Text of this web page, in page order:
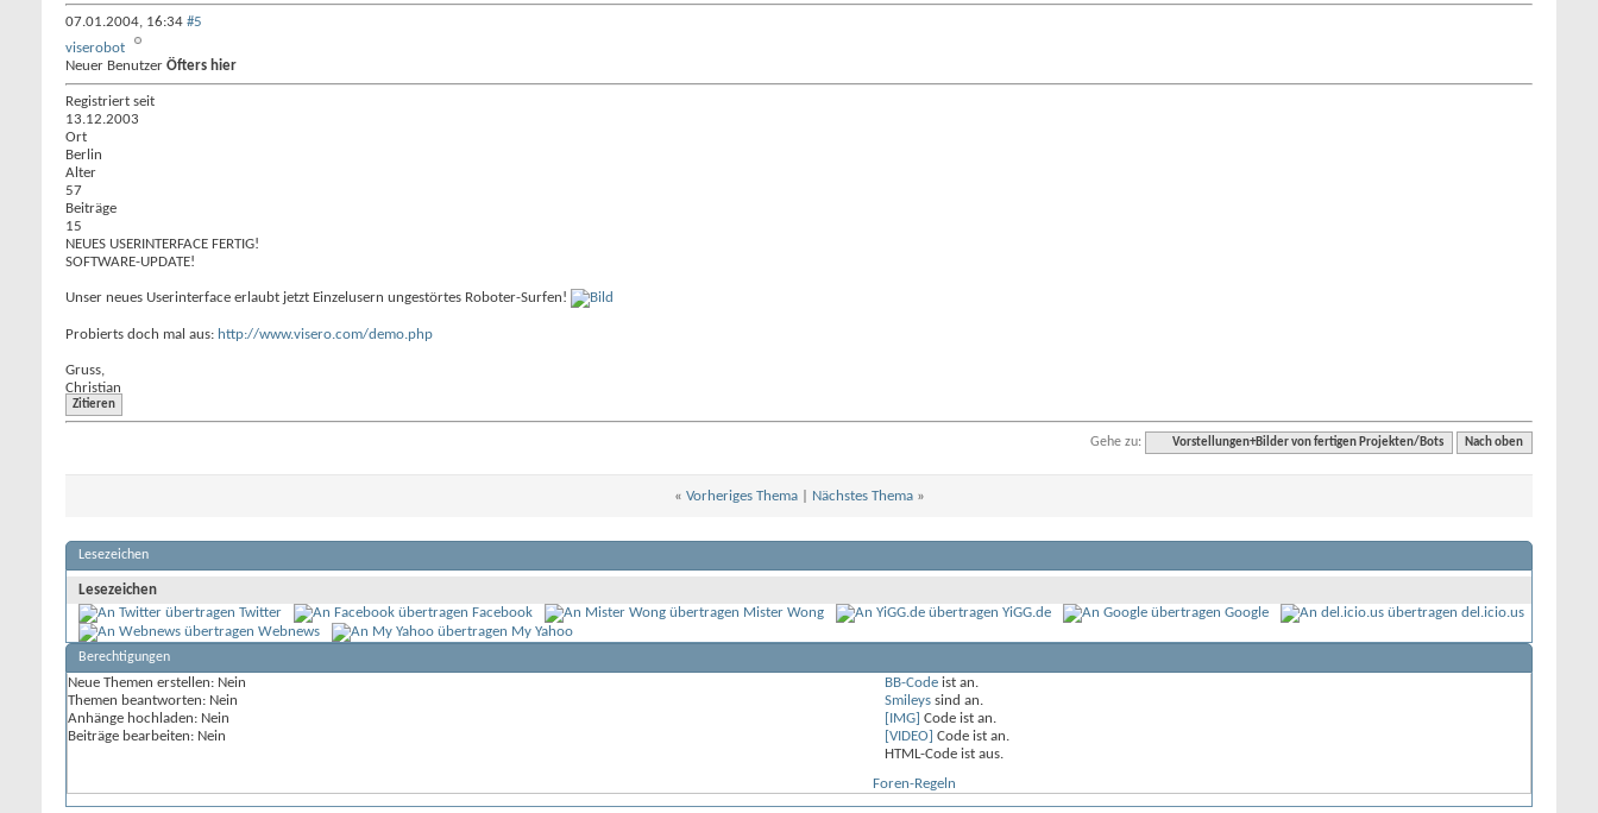
07.01.2004, 16:34 #5
viserobot
Neuer Benutzer Öfters hier
Registriert seit
13.12.2003
Ort
Berlin
Alter
57
Beiträge
15
NEUES USERINTERFACE FERTIG!
SOFTWARE-UPDATE!
Unser neues Userinterface erlaubt jetzt Einzelusern ungestörtes Roboter-Surfen!
Probierts doch mal aus: http://www.visero.com/demo.php
Gruss,
Christian
Zitieren
Gehe zu: Vorstellungen+Bilder von fertigen Projekten/Bots Nach oben
« Vorheriges Thema| Nächstes Thema »
Lesezeichen
Lesezeichen
Twitter
Facebook Mister Wong YiGG.de Google
del.icio.us
Webnews
My Yahoo
Berechtigungen
Neue Themen erstellen: Nein
Themen beantworten: Nein
Anhänge hochladen: Nein
Beiträge bearbeiten: Nein
BB-Codeist an.
Smileyssind an.
[IMG] Code ist an.
[VIDEO] Code ist an.
HTML-Code ist aus.
Foren-Regeln